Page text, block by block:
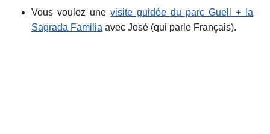
Vous voulez une visite guidée du parc Guell + la
Sagrada Familia avec José (qui parle Français).